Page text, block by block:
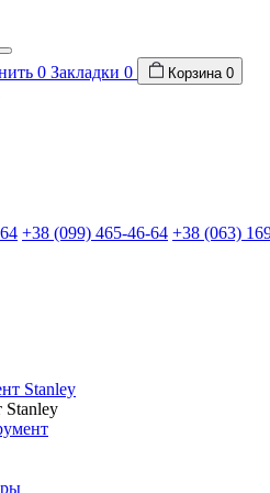
0 Закладки 0 Корзина 0
+38 (099) 465-46-64 +38 (063)
Stanley
Stanley